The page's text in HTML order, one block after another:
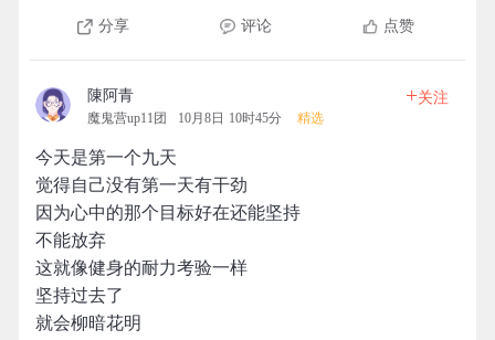
分享 评论 点赞
陳阿青
魔鬼营up11团 10月8日 10时45分 精选
+关注
今天是第一个九天
觉得自己没有第一天有干劲
因为心中的那个目标好在还能坚持
不能放弃
这就像健身的耐力考验一样
坚持过去了
就会柳暗花明